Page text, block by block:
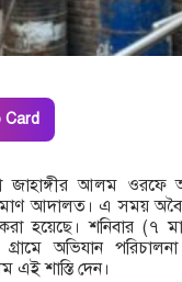
Card
জাহাঙ্গীর আলম
আদালত। এ সময়
হয়েছে। শনিবার (৭
অভিযান
এই শাস্তি দেন।